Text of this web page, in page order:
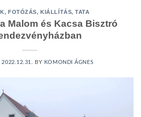
, FOTÓZÁS, KIÁLLÍTÁS,TATA
Malom és Kacsa Bisztró
2022.12.31. BY KOMONDI ÁGNES